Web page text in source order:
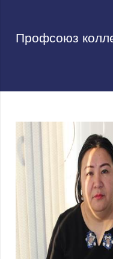
Профсоюз